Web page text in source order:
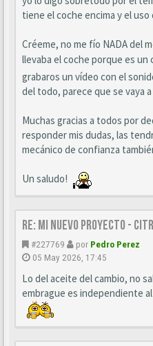
tiene el coche encima y el uso
Créeme, no me fío NADA del
llevaba el coche porque es un
grabaros un vídeo con el
del todo, parece que se vaya
Muchas gracias a todos por
responder mis dudas, las
mecánico de confianza
Un saludo!
Re: Mi nuevo proyecto -
#227769 por Pedro Perez
05 May 2026, 17:45
Lo del aceite del cambio, no
embrague es independiente